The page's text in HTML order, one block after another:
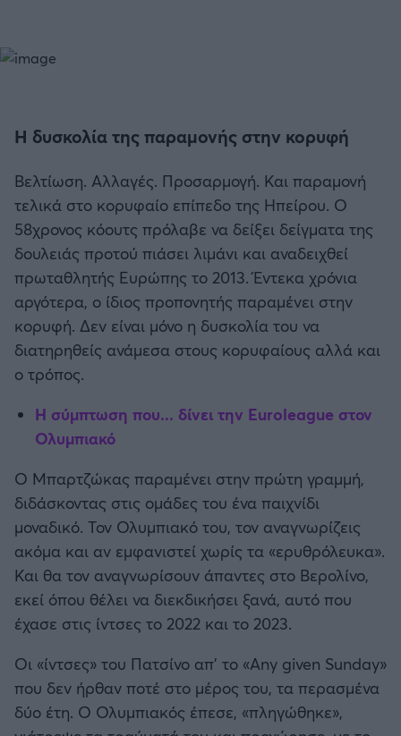
Η δυσκολία της παραμονής στην κορυφή
Βελτίωση. Αλλαγές. Προσαρμογή. Και παραμονή
τελικά στο κορυφαίο επίπεδο της Ηπείρου. Ο
58χρονος κόουτς πρόλαβε να δείξει δείγματα της
δουλειάς προτού πιάσει λιμάνι και αναδειχθεί
πρωταθλητής Ευρώπης το 2013. Έντεκα χρόνια
αργότερα, ο ίδιος προπονητής παραμένει στην
κορυφή. Δεν είναι μόνο η δυσκολία του να
διατηρηθείς ανάμεσα στους κορυφαίους αλλά και
ο τρόπος.
Η σύμπτωση που... δίνει την Euroleague στον
Ολυμπιακό
Ο Μπαρτζώκας παραμένει στην πρώτη γραμμή,
διδάσκοντας στις ομάδες του ένα παιχνίδι
μοναδικό. Τον Ολυμπιακό του, τον αναγνωρίζεις
ακόμα και αν εμφανιστεί χωρίς τα «ερυθρόλευκα».
Και θα τον αναγνωρίσουν άπαντες στο Βερολίνο,
εκεί όπου θέλει να διεκδικήσει ξανά, αυτό που
έχασε στις ίντσες το 2022 και το 2023.
Οι «ίντσες» του Πατσίνο απ’ το «Any given Sunday»
που δεν ήρθαν ποτέ στο μέρος του, τα περασμένα
δύο έτη. Ο Ολυμπιακός έπεσε, «πληγώθηκε»,